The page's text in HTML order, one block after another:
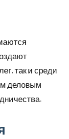
так и среди
деловым